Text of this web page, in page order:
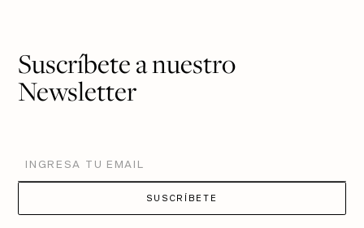
Suscríbete a nuestro
Newsletter